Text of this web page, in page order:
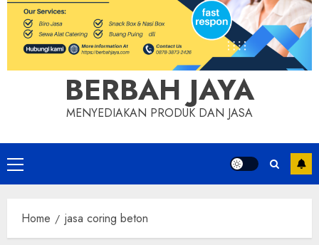
BERBAH JAYA
MENYEDIAKAN PRODUK DAN JASA
Primary
Menu
Home jasa coring beton